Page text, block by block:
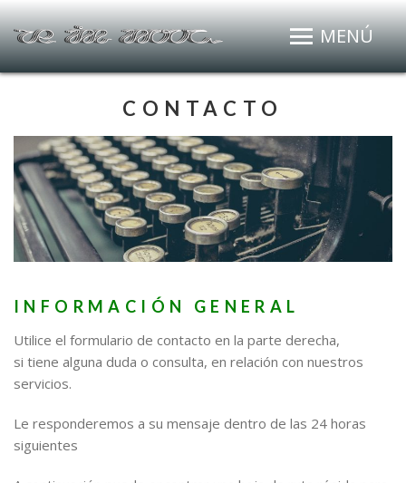
MENÚ
CONTACTO
INFORMACIÓN GENERAL
Utilice el formulario de contacto en la parte derecha,
si tiene alguna duda o consulta, en relación con nuestros
servicios.
Le responderemos a su mensaje dentro de las 24 horas
siguientes